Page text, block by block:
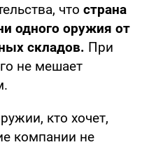
что страна
одного оружия от
складов. При
не мешает
кто хочет,
компании не